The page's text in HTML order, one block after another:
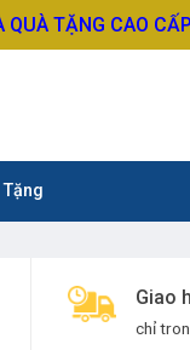
QUÀ TẶNG CAO CẤP
Tặng
Giao
chỉ